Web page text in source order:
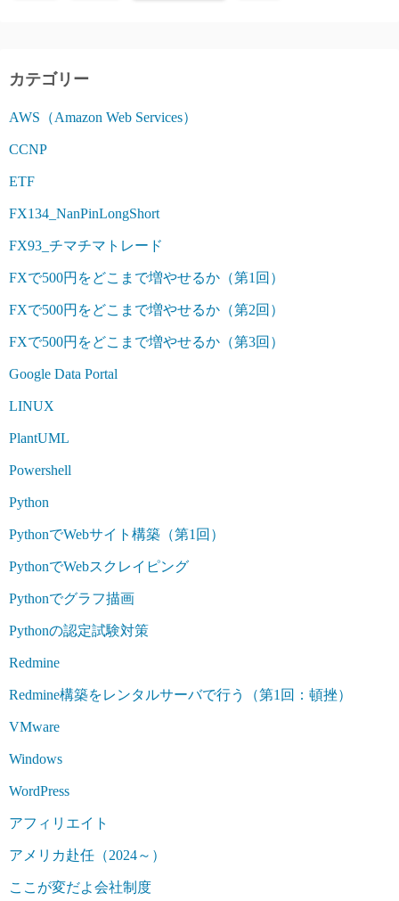
カテゴリー
AWS（Amazon Web Services）
CCNP
ETF
FX134_NanPinLongShort
FX93_チマチマトレード
FXで500円をどこまで増やせるか（第1回）
FXで500円をどこまで増やせるか（第2回）
FXで500円をどこまで増やせるか（第3回）
Google Data Portal
LINUX
PlantUML
Powershell
Python
PythonでWebサイト構築（第1回）
PythonでWebスクレイピング
Pythonでグラフ描画
Pythonの認定試験対策
Redmine
Redmine構築をレンタルサーバで行う（第1回：頓挫）
VMware
Windows
WordPress
アフィリエイト
アメリカ赴任（2024～）
ここが変だよ会社制度